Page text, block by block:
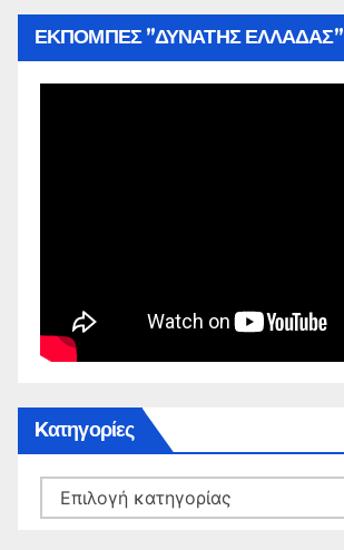
ΕΚΠΟΜΠΕΣ ”ΔΥΝΑΤΗΣ ΕΛΛΑΔΑΣ”
Kατηγορίες
Kατηγορίες